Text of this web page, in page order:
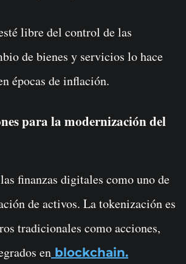
libre del control de las
de bienes y servicios lo hace
épocas de inflación.
para la modernización del
finanzas digitales como uno de
de activos. La tokenización es
tradicionales como acciones,
en blockchain.